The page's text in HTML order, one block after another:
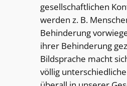
gesellschaftlichen
werden z. B.
Behinderung
ihrer Behinderung
Bildsprache macht
völlig